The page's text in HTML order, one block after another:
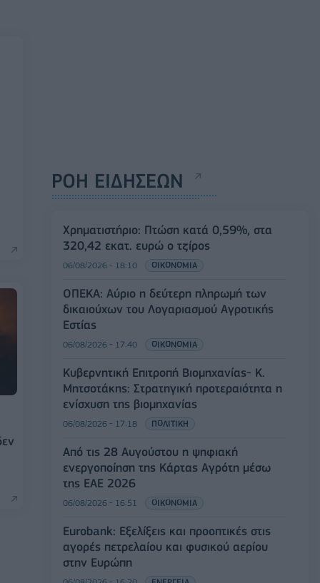
ΡΟΗ ΕΙΔΗΣΕΩΝ
Χρηματιστήριο: Πτώση κατά 0,59%, στα
320,42 εκατ. ευρώ ο τζίρος
06/08/2026 - 18:10 ΟΙΚΟΝΟΜΙΑ
ΟΠΕΚΑ: Αύριο η δεύτερη πληρωμή των
δικαιούχων του Λογαριασμού Αγροτικής
Εστίας
06/08/2026 - 17:40 ΟΙΚΟΝΟΜΙΑ
Κυβερνητική Επιτροπή Βιομηχανίας- Κ.
Μητσοτάκης: Στρατηγική προτεραιότητα η
ενίσχυση της βιομηχανίας
06/08/2026 - 17:18 ΠΟΛΙΤΙΚΗ
Από τις 28 Αυγούστου η ψηφιακή
ενεργοποίηση της Κάρτας Αγρότη μέσω
της ΕΑΕ 2026
06/08/2026 - 16:51 ΟΙΚΟΝΟΜΙΑ
Eurobank: Εξελίξεις και προοπτικές στις
αγορές πετρελαίου και φυσικού αερίου
στην Ευρώπη